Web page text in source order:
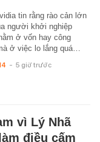
tin rằng rào cản lớn
người khởi nghiệp
ở vốn hay công
ở việc lo lắng quá…
- 5 giờ trước
vì Lý Nhã
điều cấm